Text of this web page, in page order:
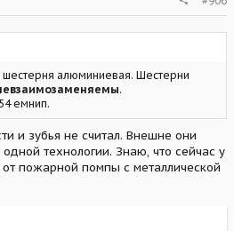
алюминиевая. Шестерни
.
емнип.
и зубья не считал. Внешне они
технологии. Знаю, что сейчас у
от пожарной помпы с металлической